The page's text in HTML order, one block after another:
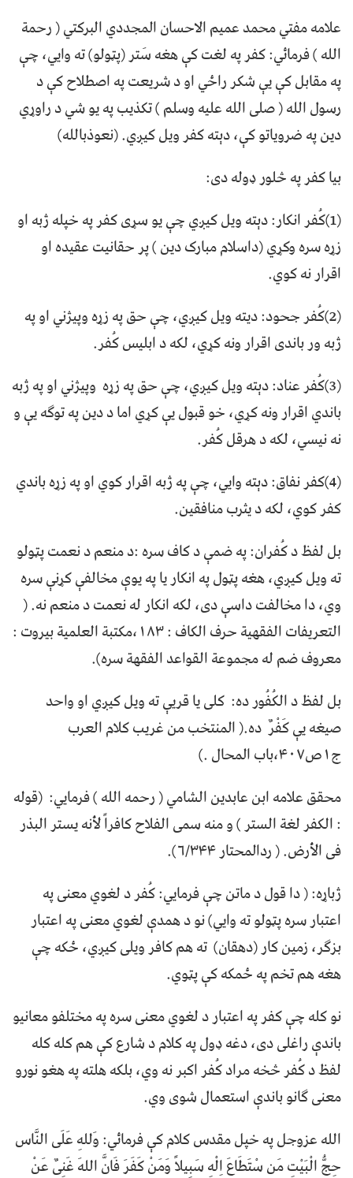
علامه مفتي محمد عمیم الاحسان المجددي البرکتي ( رحمة
الله ) فرمائي: کفر په لغت کې هغه سَتر (پټولو) ته وایي، چې
په مقابل کې یې شکر راځي او د شریعت په اصطلاح کې د
رسول الله ( صلی الله علیه وسلم ) تکذیب په یو شي د راوړي
دین په ضرویاتو کې، دېته کفر ویل کیږي. (نعوذبالله)
بیا کفر په څلور ‌ډوله دی:
(1)کُفر انکار: دېته ویل کیږي چې یو سړی کفر په خپله ژبه او
زړه سره وکړي (داسلام مبارک دین ) پر حقانیت عقیده او
اقرار نه کوي.
(2)کُفر جحود: دیته ویل کیږي، چې حق په زړه وپیژني او په
ژبه ور باندی اقرار ونه کړي، لکه د ابلیس کُفر.
(3)کُفر عناد: دېته ویل کیږي، چې حق په زړه وپیژني او په ژبه
باندي اقرار ونه کړي، خو قبول یې کړي اما د دین په توګه یې و
نه نیسي، لکه د هرقل کُفر.
(4)کفر نفاق: دېته وایي، چې په ژبه اقرار کوي او په زړه باندي
کفر کوي، لکه د یثرب منافقین.
بل لفظ د کُفران: په ضمې د کاف سره :د منعم د نعمت پټولو
ته ویل کیږي، هغه پټول په انکار یا په یوې مخالفې کړنې سره
وي، دا مخالفت داسې دی، لکه انکار له نعمت د منعم نه. (
التعریفات الفقهیة حرف الکاف : ۱۸۳،مکتبة العلمیة بیروت :
معروف ضم له مجموعة القواعد الفقهة سره).
بل لفظ د الکُفُور ده: کلی یا قریې ته ویل کیږي او واحد
صیغه یې كَفْرٌ ده.( المنتخب من غريب كلام العرب
ج۱ص۴۰۷،باب المحال .)
محقق علامه ابن عابدین الشامي ( رحمه الله ) فرمایي: (قوله
: الکفر لغة الستر ) و منه سمی الفلاح کافراً لأنه یستر البذر
فی الأرض. ( ردالمحتار ۶/۳۴۴).
ژباړه: ( دا قول د ماتن چې فرمایي: کُفر د لغوي معنی په
اعتبار سره پټولو ته وایي) نو د همدې لغوي معنی په اعتبار
بزګر، زمین کار (دهقان) ته هم کافر ویلی کیږي، ځکه چې
هغه هم تخم په ځمکه کې پټوي.
نو کله چې کفر په اعتبار د لغوي معنی سره په مختلفو معانیو
باندې راغلی دی، دغه ډول په کلام د شارع کې هم کله کله
لفظ د کُفر څخه مراد کُفر اکبر نه وي، بلکه هلته په هغو نورو
معنی ګانو باندې استعمال شوی وي.
الله عزوجل په خپل مقدس کلام کې فرمائي: وَللهِ عَلَی النَّاس
حِجُّ الْبَیْتِ مَن سْتَطَاعَ اِلْهِ سَبِیلاً وَمَنْ کَفَرَ فَانَّ اللهَ غَنِیٌ عَنْ